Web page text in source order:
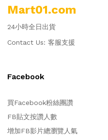
Mart01.com
24小時全日出貨
Contact Us: 客服支援
Facebook
買Facebook粉絲團讚
FB貼文按讚人數
增加FB影片總瀏覽人氣